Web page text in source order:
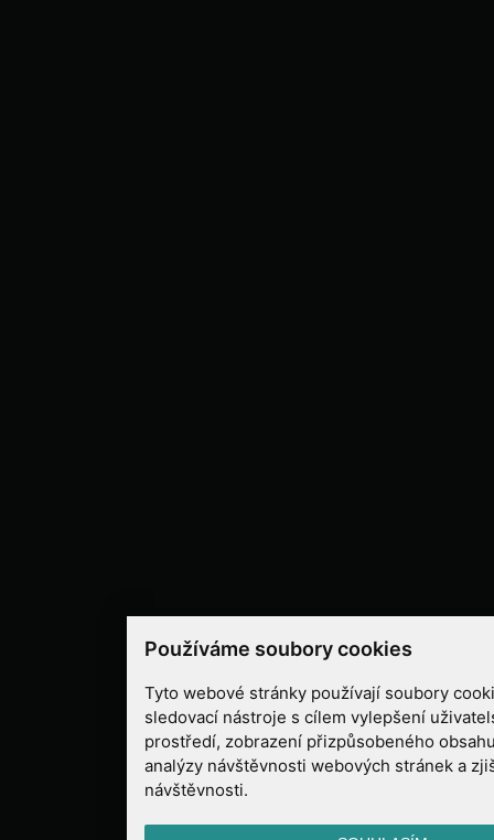
Používáme soubory cookies
Tyto webové stránky používají soubory
sledovací nástroje s cílem vylepšení
prostředí, zobrazení přizpůsobeného
analýzy návštěvnosti webových stránek a
návštěvnosti.